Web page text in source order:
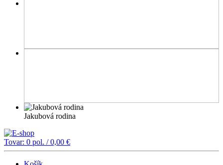
Jakubová rodina
Tovar: 0 pol. /0,00 €